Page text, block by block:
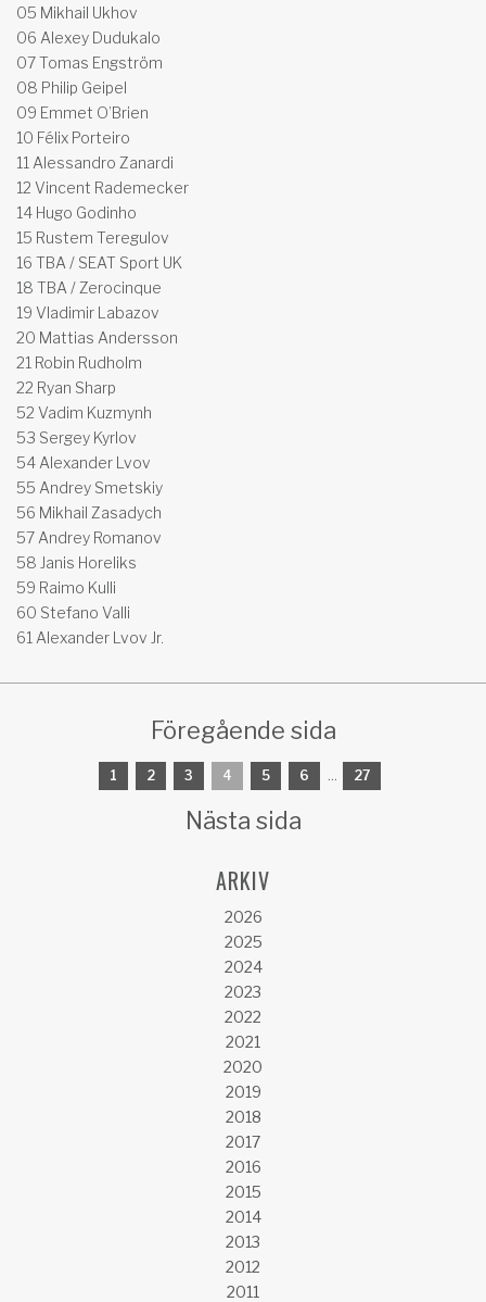
05 Mikhail Ukhov
06 Alexey Dudukalo
07 Tomas Engström
08 Philip Geipel
09 Emmet O’Brien
10 Félix Porteiro
11 Alessandro Zanardi
12 Vincent Rademecker
14 Hugo Godinho
15 Rustem Teregulov
16 TBA / SEAT Sport UK
18 TBA / Zerocinque
19 Vladimir Labazov
20 Mattias Andersson
21 Robin Rudholm
22 Ryan Sharp
52 Vadim Kuzmynh
53 Sergey Kyrlov
54 Alexander Lvov
55 Andrey Smetskiy
56 Mikhail Zasadych
57 Andrey Romanov
58 Janis Horeliks
59 Raimo Kulli
60 Stefano Valli
61 Alexander Lvov Jr.
Föregående sida
1 2 3 4 5 6 ... 27
Nästa sida
ARKIV
2026
2025
2024
2023
2022
2021
2020
2019
2018
2017
2016
2015
2014
2013
2012
2011